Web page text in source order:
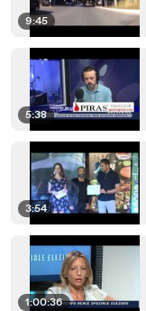
9:45
5:38
3:54
1:00:36